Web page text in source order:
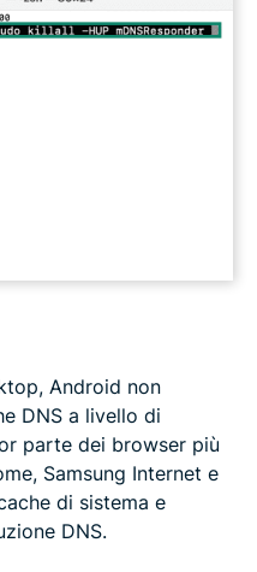
Android non
DNS a livello di
parte dei browser più
Samsung Internet e
di sistema e
DNS.